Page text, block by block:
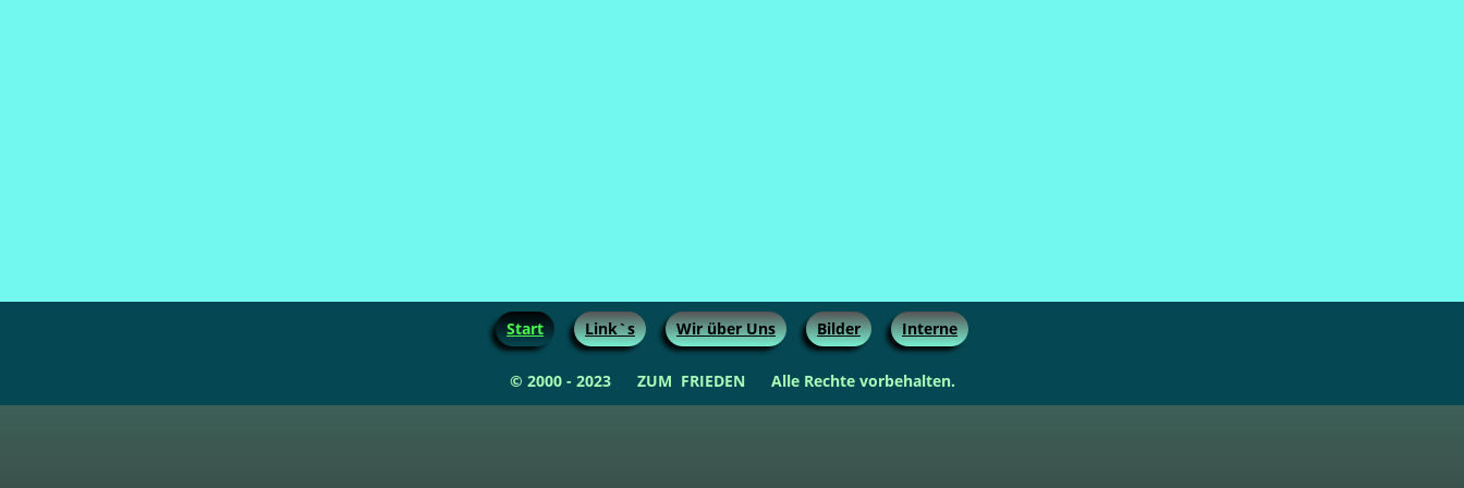
Start Link`s Wir über Uns Bilder Interne
© 2000 - 2023 ZUM FRIEDEN Alle Rechte vorbehalten.